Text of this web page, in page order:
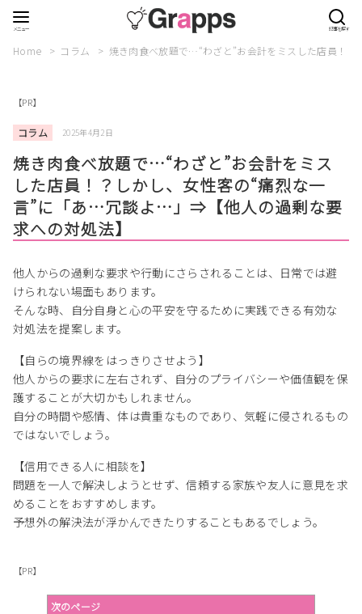
Home コラム 焼き肉食べ放題で…“わざと”お会計をミスした店員！
【PR】
コラム 2025年4月2日
焼き肉食べ放題で…“わざと”お会計をミス
した店員！？しかし、女性客の“痛烈な一
言”に「あ…冗談よ…」⇒【他人の過剰な要
求への対処法】
他人からの過剰な要求や行動にさらされることは、日常では避
けられない場面もあります。
そんな時、自分自身と心の平安を守るために実践できる有効な
対処法を提案します。
【自らの境界線をはっきりさせよう】
他人からの要求に左右されず、自分のプライバシーや価値観を保
護することが大切かもしれません。
自分の時間や感情、体は貴重なものであり、気軽に侵されるもの
ではないでしょう。
【信用できる人に相談を】
問題を一人で解決しようとせず、信頼する家族や友人に意見を求
めることをおすすめします。
予想外の解決法が浮かんできたりすることもあるでしょう。
【PR】
次のページ